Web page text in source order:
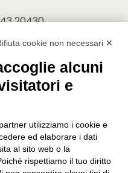
20430
19:00
cookie non necessari ✕
alcuni
e
utilizziamo i cookie e
ed elaborare i dati
al sito web o la
rispettiamo il tuo diritto